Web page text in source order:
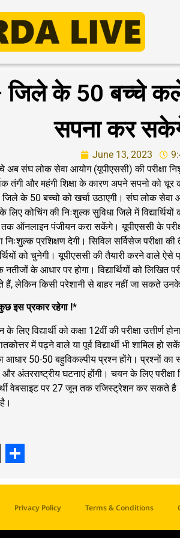
जिले के 50 बच्चे
सपना कर
June 13, 2023
अब संघ लोक सेवा आयोग (यूपीएससी) की
तंगी और महंगी शिक्षा के कारण अपने सपनो को
के 50 बच्चो को खर्चा उठाएगी। संघ लोक सेवा
के लिए कोचिंग की निःशुल्क सुविधा जिले में
तक ऑनलाइन पंजीयन करा सकेंगे। यूपीएससी के
प्रशिक्षण देगी। सिविल सर्विसेज परीक्षा
को चुनेगी। यूपीएससी की तैयारी करने वाले
नतीजों के आधार पर होगा। विद्यार्थियों को लिखित
हैं, लेकिन किसी परेशानी से बाहर नहीं जा सकते
इस प्रकार रहेगा !*
लिए विद्यार्थी को कक्षा 12वीं की परीक्षा उत्तीर्ण
में पढ़ने वाले या पूर्व विद्यार्थी भी शामिल हो
50-50 बहुविकल्पीय प्रश्न होंगे। प्रश्नों का
अंतरराष्ट्रीय घटनाएं होंगी। चयन के लिए
वेबसाइट पर 27 जून तक रजिस्ट्रेशन कर सकते है।
Privacy Policy Terms & Conditions